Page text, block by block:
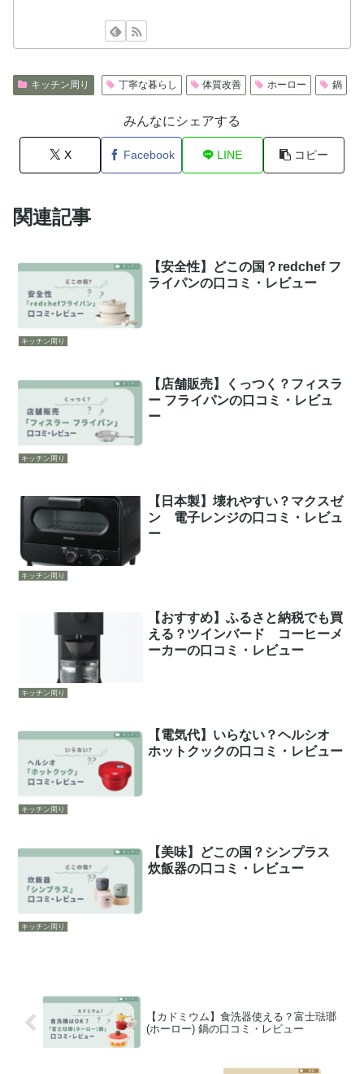
キッチン周り 丁寧な暮らし 体質改善 ホーロー 鍋
みんなにシェアする
X Facebook LINE コピー
関連記事
キッチン周り
【安全性】どこの国？redchef フ
ライパンの口コミ・レビュー
キッチン周り
【店舗販売】くっつく？フィスラ
ー フライパンの口コミ・レビュ
ー
キッチン周り
【日本製】壊れやすい？マクスゼ
ン 電子レンジの口コミ・レビュ
ー
キッチン周り
【おすすめ】ふるさと納税でも買
える？ツインバード コーヒーメ
ーカーの口コミ・レビュー
キッチン周り
【電気代】いらない？ヘルシオ
ホットクックの口コミ・レビュー
キッチン周り
【美味】どこの国？シンプラス
炊飯器の口コミ・レビュー
【カドミウム】食洗器使える？富士琺瑯
(ホーロー) 鍋の口コミ・レビュー